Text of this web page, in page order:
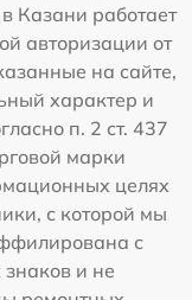
Казани работает
авторизации от
на сайте,
характер и
п. 2 ст. 437
марки
целях
с которой мы
с
и не